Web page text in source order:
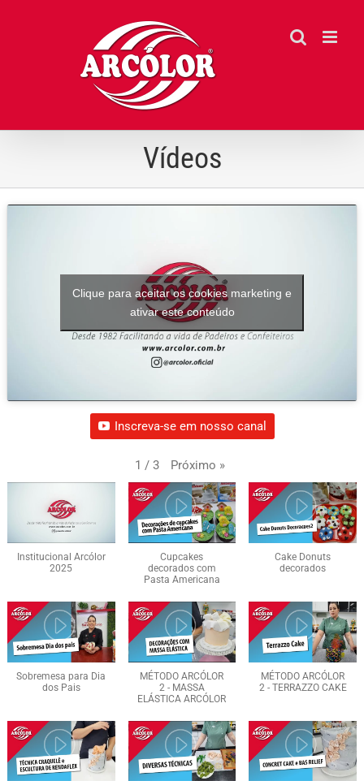
Vídeos
Clique para aceitar os cookies marketing e
ativar este conteúdo
Inscreva-se em nosso canal
1 / 3 Próximo »
Institucional Arcólor
2025
Cupcakes
decorados com
Pasta Americana
Cake Donuts
decorados
Sobremesa para Dia
dos Pais
MÉTODO ARCÓLOR
2 - MASSA
ELÁSTICA ARCÓLOR
MÉTODO ARCÓLOR
2 - TERRAZZO CAKE